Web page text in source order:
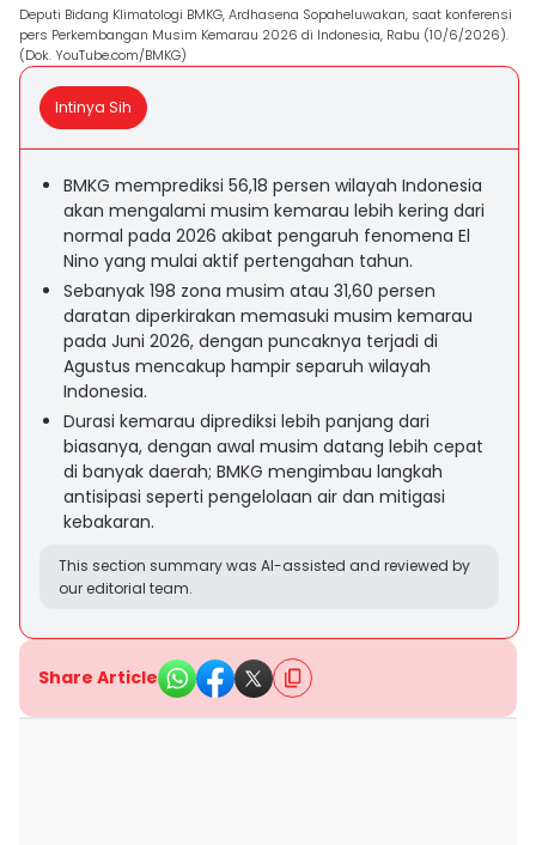
Deputi Bidang Klimatologi BMKG, Ardhasena Sopaheluwakan, saat konferensi
pers Perkembangan Musim Kemarau 2026 di Indonesia, Rabu (10/6/2026).
(Dok. YouTube.com/BMKG)
Intinya Sih
BMKG memprediksi 56,18 persen wilayah Indonesia
akan mengalami musim kemarau lebih kering dari
normal pada 2026 akibat pengaruh fenomena El
Nino yang mulai aktif pertengahan tahun.
Sebanyak 198 zona musim atau 31,60 persen
daratan diperkirakan memasuki musim kemarau
pada Juni 2026, dengan puncaknya terjadi di
Agustus mencakup hampir separuh wilayah
Indonesia.
Durasi kemarau diprediksi lebih panjang dari
biasanya, dengan awal musim datang lebih cepat
di banyak daerah; BMKG mengimbau langkah
antisipasi seperti pengelolaan air dan mitigasi
kebakaran.
This section summary was AI-assisted and reviewed by
our editorial team.
Share Article